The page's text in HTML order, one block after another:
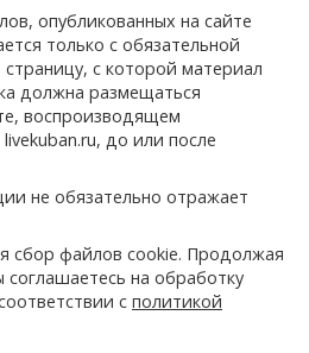
опубликованных на сайте
только с обязательной
с которой материал
должна размещаться
воспроизводящем
до или после
не обязательно отражает
сбор файлов cookie. Продолжая
соглашаетесь на обработку
с политикой